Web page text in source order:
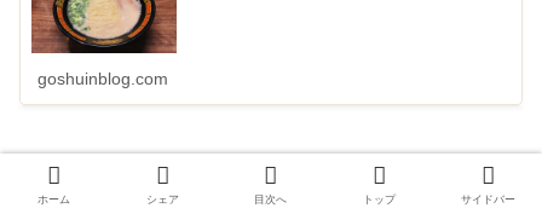
goshuinblog.com
ホーム シェア 目次へ トップ サイドバー